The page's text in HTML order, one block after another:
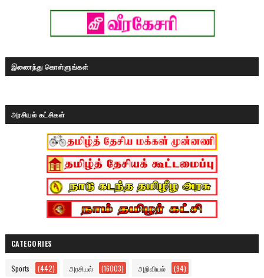
இணைந்து கொள்ளுங்கள்
அரசியல் கட்சிகள்
CATEGORIES
Sports (442) அரசியல் (16003) அறிவியல் (94)